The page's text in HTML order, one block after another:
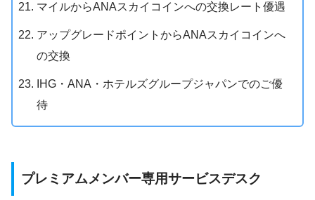
マイルからANAスカイコインへの交換レート優遇
アップグレードポイントからANAスカイコインへ
の交換
IHG・ANA・ホテルズグループジャパンでのご優
待
プレミアムメンバー専用サービスデスク